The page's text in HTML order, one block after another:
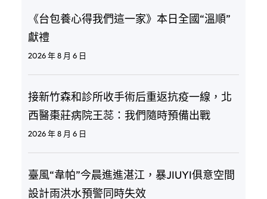
《台包養心得我們這一家》本日全國“溫順”
獻禮
2026 年 8 月 6 日
接新竹森和診所收手術后重返抗疫一線，北
西醫棗莊病院王蕊：我們隨時預備出戰
2026 年 8 月 6 日
臺風“韋帕”今晨進進湛江，暴JIUYI俱意空間
設計雨洪水預警同時失效